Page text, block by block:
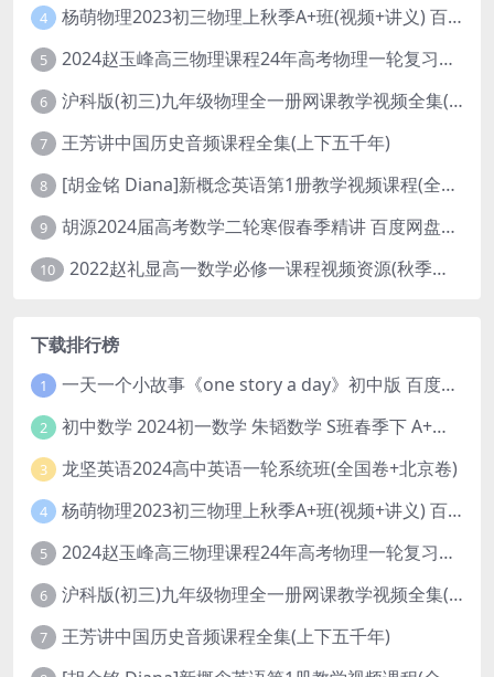
4 杨萌物理2023初三物理上秋季A+班(视频+讲义) 百度网盘分享
5 2024赵玉峰高三物理课程24年高考物理一轮复习网课教程
6 沪科版(初三)九年级物理全一册网课教学视频全集(录播版 杜春雨 66讲)
7 王芳讲中国历史音频课程全集(上下五千年)
8 [胡金铭 Diana]新概念英语第1册教学视频课程(全集 百度网盘下载)
9 胡源2024届高考数学二轮寒假春季精讲 百度网盘分享
10 2022赵礼显高一数学必修一课程视频资源(秋季班 含讲义)百度网盘云
下载排行榜
1 一天一个小故事《one story a day》初中版 百度网盘分享下载
2 初中数学 2024初一数学 朱韬数学 S班春季下 A+班春季下 百度云网盘
3 龙坚英语2024高中英语一轮系统班(全国卷+北京卷)
4 杨萌物理2023初三物理上秋季A+班(视频+讲义) 百度网盘分享
5 2024赵玉峰高三物理课程24年高考物理一轮复习网课教程
6 沪科版(初三)九年级物理全一册网课教学视频全集(录播版 杜春雨 66讲)
7 王芳讲中国历史音频课程全集(上下五千年)